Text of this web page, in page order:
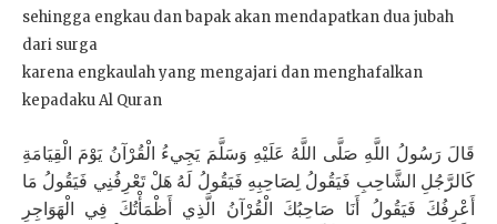
sehingga engkau dan bapak akan mendapatkan dua jubah
dari surga
karena engkaulah yang mengajari dan menghafalkan
kepadaku Al Quran
قَالَ رَسُولُ اللَّهِ صَلَّى اللَّهُ عَلَيْهِ وَسَلَّمَ يَجِيءُ الْقُرْآنُ يَوْمَ الْقِيَامَةِ
كَالرَّجُلِ الشَّاحِبِ فَيَقُولُ لِصَاحِبِهِ فَيَقُولُ لَهُ هَلْ تَعْرِفُنِي فَيَقُولُ مَا
أَعْرِفُكَ فَيَقُولُ أَنَا صَاحِبُكَ الْقُرْآنُ الَّذِي أَظْمَأْتُكَ فِي الْهَوَاجِرِ